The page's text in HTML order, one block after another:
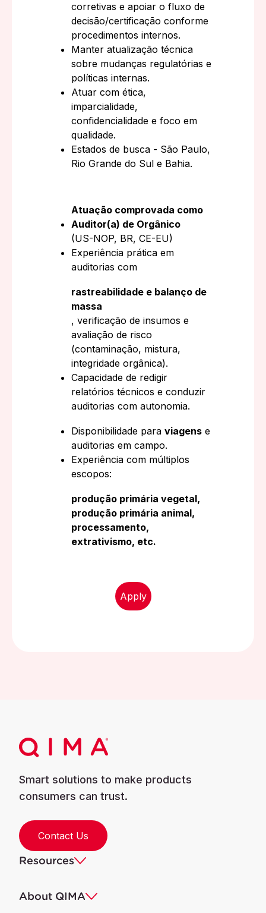
corretivas e apoiar o fluxo de
decisão/certificação conforme
procedimentos internos.
Manter atualização técnica
sobre mudanças regulatórias e
políticas internas.
Atuar com ética,
imparcialidade,
confidencialidade e foco em
qualidade.
Estados de busca - São Paulo,
Rio Grande do Sul e Bahia.
Atuação comprovada como
Auditor(a) de Orgânico
(US-NOP, BR, CE-EU)
Experiência prática em
auditorias com
rastreabilidade e balanço de
massa
, verificação de insumos e
avaliação de risco
(contaminação, mistura,
integridade orgânica).
Capacidade de redigir
relatórios técnicos e conduzir
auditorias com autonomia.
Disponibilidade para viagens e
auditorias em campo.
Experiência com múltiplos
escopos:
produção primária vegetal,
produção primária animal,
processamento,
extrativismo, etc.
Apply
Smart solutions to make products
consumers can trust.
Contact Us
Resources
About QIMA